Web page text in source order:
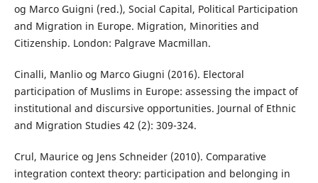
og Marco Guigni (red.), Social Capital, Political Participation
and Migration in Europe. Migration, Minorities and
Citizenship. London: Palgrave Macmillan.
Cinalli, Manlio og Marco Giugni (2016). Electoral
participation of Muslims in Europe: assessing the impact of
institutional and discursive opportunities. Journal of Ethnic
and Migration Studies 42 (2): 309-324.
Crul, Maurice og Jens Schneider (2010). Comparative
integration context theory: participation and belonging in